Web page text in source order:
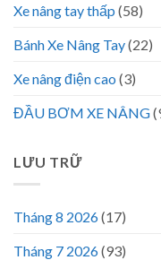
Xe nâng tay thấp (58)
Bánh Xe Nâng Tay(22)
Xe nâng điện cao (3)
ĐẦU BƠM XE NÂNG
LƯU TRỮ
Tháng 8 2026(17)
Tháng 7 2026(93)